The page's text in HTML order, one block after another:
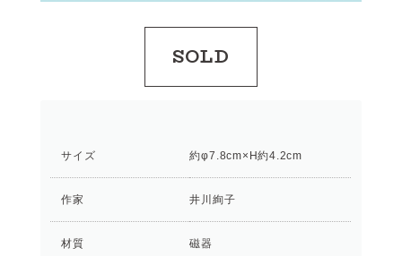
SOLD
サイズ 約φ7.8cm×H約4.2cm
作家 井川絢子
材質 磁器